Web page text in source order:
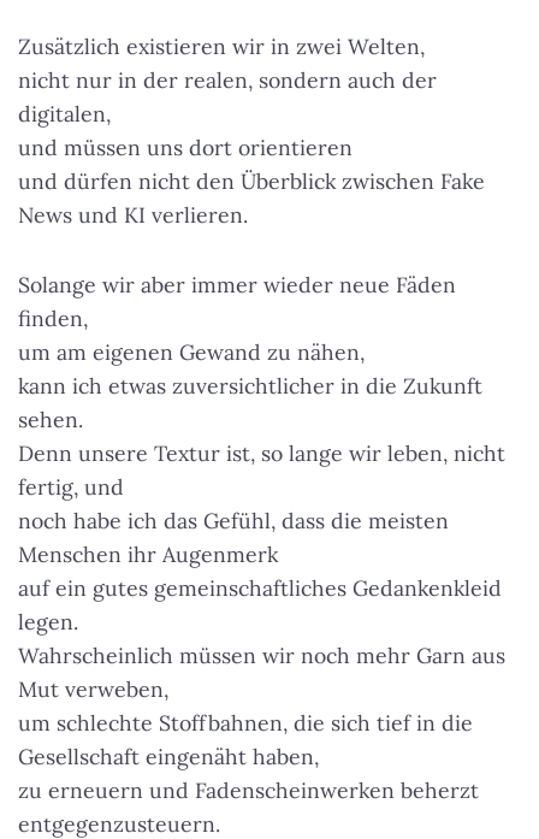
Zusätzlich existieren wir in zwei Welten,
nicht nur in der realen, sondern auch der
digitalen,
und müssen uns dort orientieren
und dürfen nicht den Überblick zwischen Fake
News und KI verlieren.
Solange wir aber immer wieder neue Fäden
finden,
um am eigenen Gewand zu nähen,
kann ich etwas zuversichtlicher in die Zukunft
sehen.
Denn unsere Textur ist, so lange wir leben, nicht
fertig, und
noch habe ich das Gefühl, dass die meisten
Menschen ihr Augenmerk
auf ein gutes gemeinschaftliches Gedankenkleid
legen.
Wahrscheinlich müssen wir noch mehr Garn aus
Mut verweben,
um schlechte Stoffbahnen, die sich tief in die
Gesellschaft eingenäht haben,
zu erneuern und Fadenscheinwerken beherzt
entgegenzusteuern.